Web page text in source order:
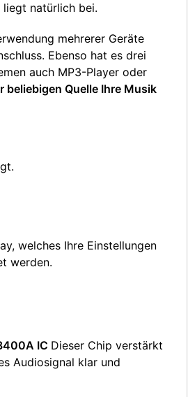
liegt natürlich bei.
mehrerer Geräte
Ebenso hat es drei
auch MP3-Player oder
beliebigen Quelle Ihre Musik
welches Ihre Einstellungen
werden.
IC Dieser Chip verstärkt
Audiosignal klar und